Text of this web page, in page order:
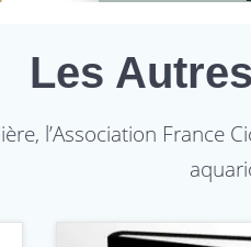
Les
l’Association France